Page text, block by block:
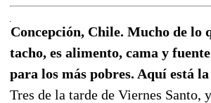
Concepción, Chile. Mucho de lo
tacho, es alimento, cama y
para los más pobres. Aquí está
Tres de la tarde de Viernes Santo,